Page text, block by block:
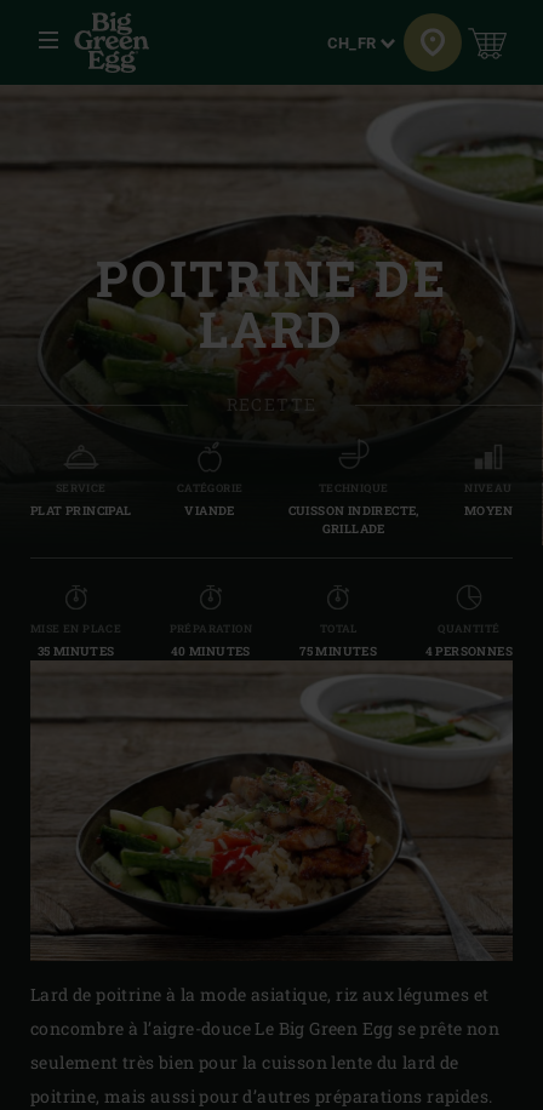
Menu Langue
CH_FR
POITRINE DE
LARD
RECETTE
SERVICE
PLAT PRINCIPAL
CATÉGORIE
VIANDE
TECHNIQUE
CUISSON INDIRECTE,
GRILLADE
NIVEAU
MOYEN
MISE EN PLACE
35 MINUTES
PRÉPARATION
40 MINUTES
TOTAL
75 MINUTES
QUANTITÉ
4 PERSONNES
Lard de poitrine à la mode asiatique, riz aux légumes et
concombre à l’aigre-douceLe Big Green Egg se prête non
seulement très bien pour la cuisson lente du lard de
poitrine, mais aussi pour d’autres préparations rapides.